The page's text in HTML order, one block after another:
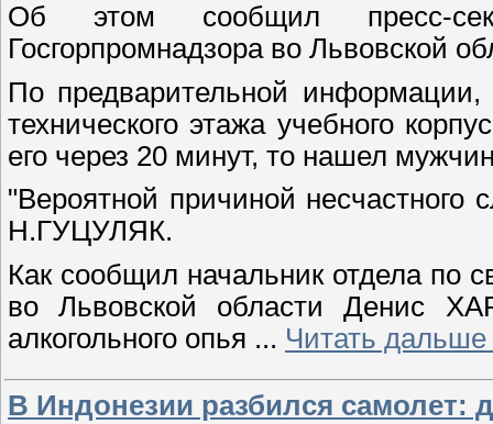
Об этом сообщил пресс-
Госгорпромнадзора во Львовской
По предварительной
технического этажа учебного
его через 20 минут, то нашел
"Вероятной причиной
Н.ГУЦУЛЯК.
Как сообщил начальник отдела по
во Львовской области Денис
алкогольного опья ... Читать дальше
В Индонезии разбился самолет: